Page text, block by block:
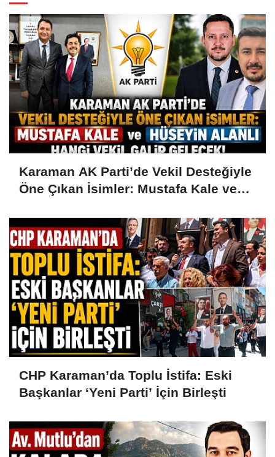
Karaman AK Parti’de Vekil Desteğiyle
Öne Çıkan İsimler: Mustafa Kale ve
CHP Karaman’da Toplu İstifa: Eski
Başkanlar ‘Yeni Parti’ İçin Birleşti